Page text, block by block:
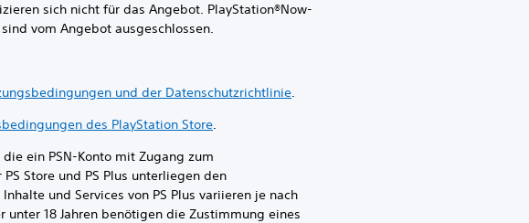
sich nicht für das Angebot. PlayStation®Now-
vom Angebot ausgeschlossen.
und der Datenschutzrichtlinie.
des PlayStation Store.
ein PSN-Konto mit Zugang zum
Store und PS Plus unterliegen den
und Services von PS Plus variieren je nach
18 Jahren benötigen die Zustimmung eines